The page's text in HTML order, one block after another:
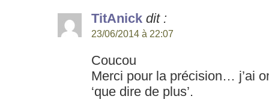
TitAnick dit :
23/06/2014 à 22:07
Coucou
Merci pour la précision… j’ai
‘que dire de plus’.